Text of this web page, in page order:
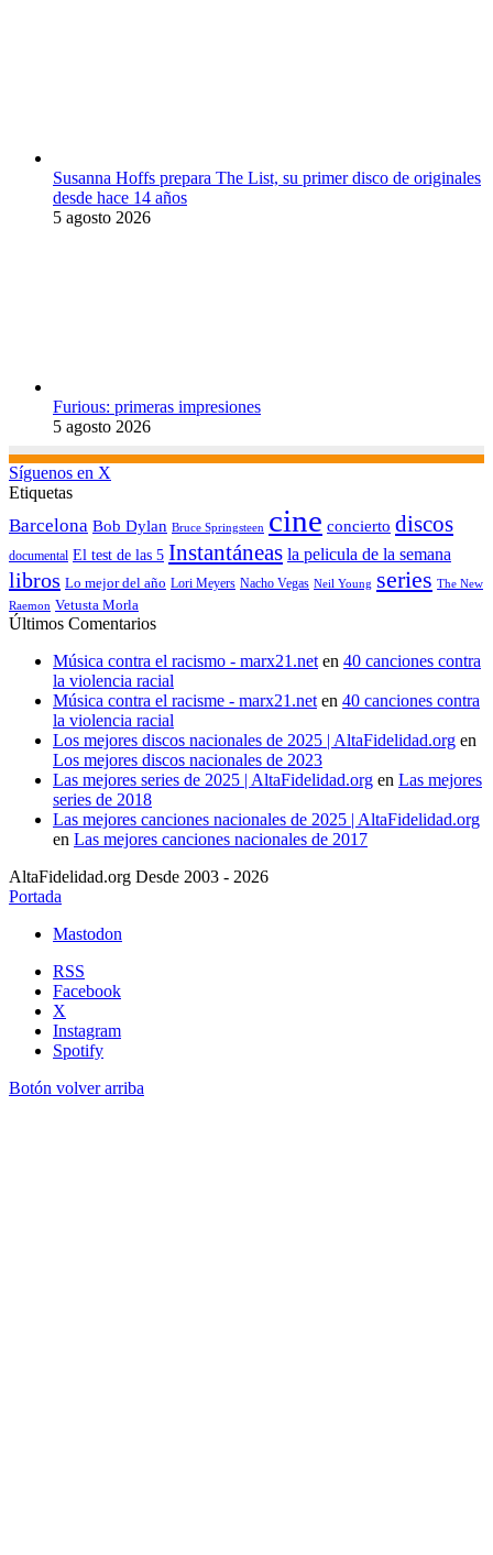
Susanna Hoffs prepara The List, su primer disco de originales
desde hace 14 años
5 agosto 2026
Furious: primeras impresiones
5 agosto 2026
Síguenos en X
Etiquetas
Barcelona Bob Dylan Bruce Springsteen cine concierto discos
documental El test de las 5 Instantáneas la pelicula de la semana
libros Lo mejor del año Lori Meyers Nacho Vegas Neil Young series The New
Raemon Vetusta Morla
Últimos Comentarios
Música contra el racismo - marx21.net en 40 canciones contra
la violencia racial
Música contra el racisme - marx21.net en 40 canciones contra
la violencia racial
Los mejores discos nacionales de 2025 | AltaFidelidad.org en
Los mejores discos nacionales de 2023
Las mejores series de 2025 | AltaFidelidad.org en Las mejores
series de 2018
Las mejores canciones nacionales de 2025 | AltaFidelidad.org
en Las mejores canciones nacionales de 2017
AltaFidelidad.org Desde 2003 - 2026
Portada
Mastodon
RSS
Facebook
X
Instagram
Spotify
Botón volver arriba